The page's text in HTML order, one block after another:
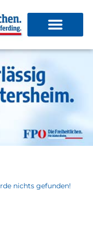
nichts gefunden!